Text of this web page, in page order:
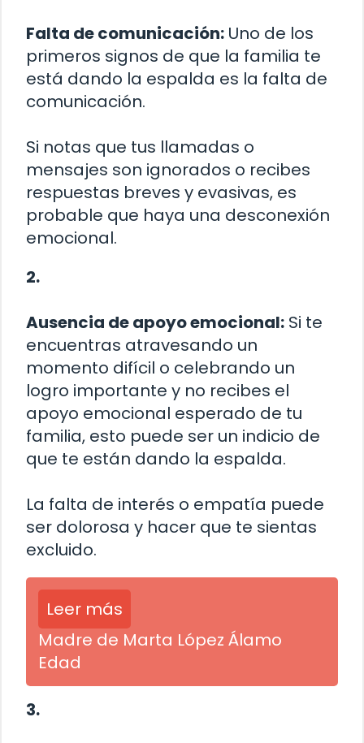
Falta de comunicación: Uno de los
primeros signos de que la familia te
está dando la espalda es la falta de
comunicación.
Si notas que tus llamadas o
mensajes son ignorados o recibes
respuestas breves y evasivas, es
probable que haya una desconexión
emocional.
2.
Ausencia de apoyo emocional: Si te
encuentras atravesando un
momento difícil o celebrando un
logro importante y no recibes el
apoyo emocional esperado de tu
familia, esto puede ser un indicio de
que te están dando la espalda.
La falta de interés o empatía puede
ser dolorosa y hacer que te sientas
excluido.
Leer más
Madre de Marta López Álamo
Edad
3.